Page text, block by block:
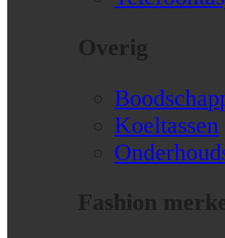
Overig
Koeltassen
Fashion